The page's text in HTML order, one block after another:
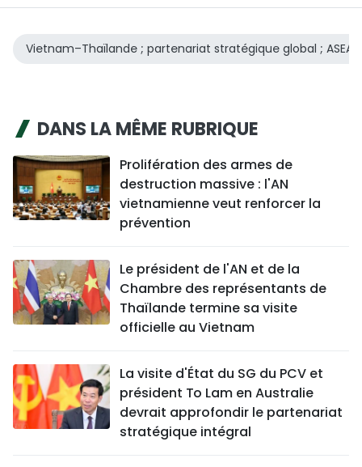
Vietnam–Thaïlande ; partenariat stratégique global ;
DANS LA MÊME RUBRIQUE
Prolifération des armes de
destruction massive : l'AN
vietnamienne veut renforcer la
prévention
Le président de l'AN et de la
Chambre des représentants de
Thaïlande termine sa visite
officielle au Vietnam
La visite d'État du SG du PCV et
président To Lam en Australie
devrait approfondir le partenariat
stratégique intégral